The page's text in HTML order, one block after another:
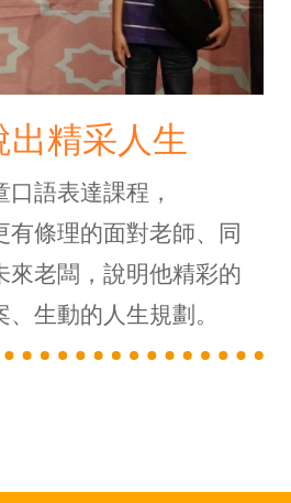
精采人生
語表達課程，
有條理的面對老師、同
來老闆，說明他精彩的
生動的人生規劃。